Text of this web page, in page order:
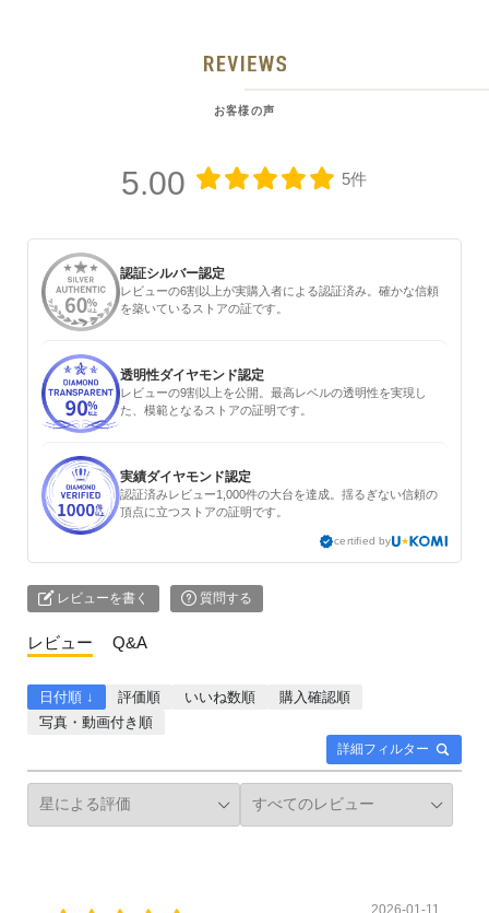
お客様の声
5.00 5件
認証シルバー認定
レビューの6割以上が実購入者による認証済み。確かな信頼
を築いているストアの証です。
透明性ダイヤモンド認定
レビューの9割以上を公開。最高レベルの透明性を実現し
た、模範となるストアの証明です。
実績ダイヤモンド認定
認証済みレビュー1,000件の大台を達成。揺るぎない信頼の
頂点に立つストアの証明です。
certified by
レビューを書く 質問する
レビュー Q&A
詳細フィルター
日付順 ↓ 評価順 いいね数順
購入確認順
写真・動画付き順
2026-01-11